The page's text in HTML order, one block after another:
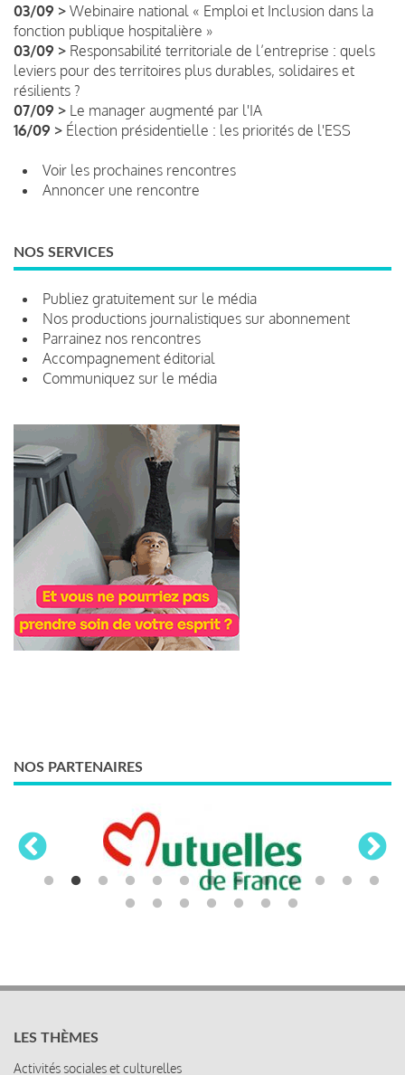
03/09 > Webinaire national « Emploi et Inclusion dans la
fonction publique hospitalière »
03/09 > Responsabilité territoriale de l’entreprise : quels
leviers pour des territoires plus durables, solidaires et
résilients ?
07/09 > Le manager augmenté par l'IA
16/09 > Élection présidentielle : les priorités de l'ESS
Voir les prochaines rencontres
Annoncer une rencontre
NOS SERVICES
Publiez gratuitement sur le média
Nos productions journalistiques sur abonnement
Parrainez nos rencontres
Accompagnement éditorial
Communiquez sur le média
NOS PARTENAIRES
LES THÈMES
Activités sociales et culturelles